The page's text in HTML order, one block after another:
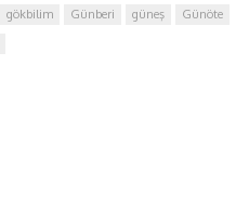
gökbilim Günberi güneş
Günöte